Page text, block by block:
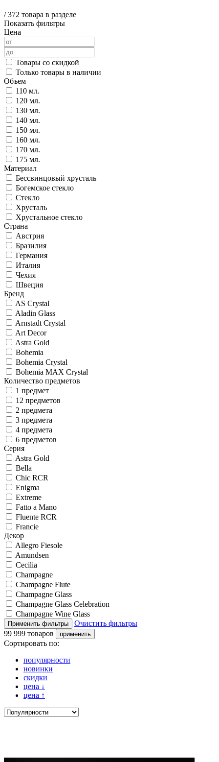
/372 товара в разделе
Показать фильтры
Цена
Товары со скидкой
Только товары в наличии
Объем
110 мл.
120 мл.
130 мл.
140 мл.
150 мл.
160 мл.
170 мл.
175 мл.
Материал
Бессвинцовый хрусталь
Богемское стекло
Стекло
Хрусталь
Хрустальное стекло
Страна
Австрия
Бразилия
Германия
Италия
Чехия
Швеция
Бренд
AS Crystal
Aladin Glass
Arnstadt Crystal
Art Decor
Astra Gold
Bohemia
Bohemia Crystal
Bohemia MAX Crystal
Количество предметов
1 предмет
12 предметов
2 предмета
3 предмета
4 предмета
6 предметов
Серия
Astra Gold
Bella
Chic RCR
Enigma
Extreme
Fatto a Mano
Fluente RCR
Francie
Декор
Allegro Fiesole
Amundsen
Cecilia
Champagne
Champagne Flute
Champagne Glass
Champagne Glass Celebration
Champagne Wine Glass
Очистить фильтры
99 999 товаров
Сортировать по:
популярности
новинки
скидки
цена ↓
цена ↑